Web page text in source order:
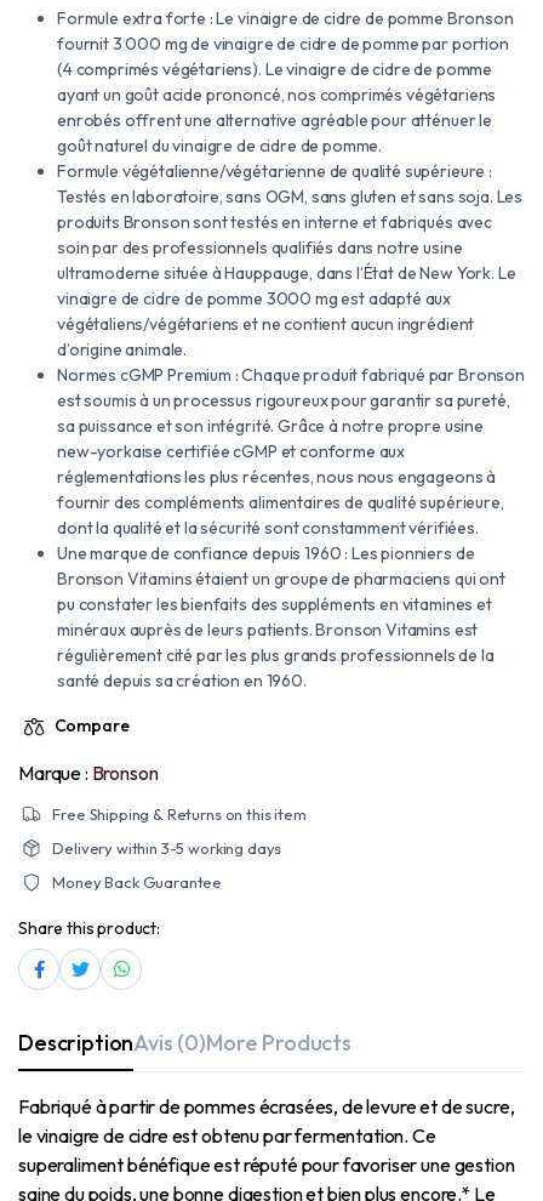
Formule extra forte : Le vinaigre de cidre de pomme Bronson
fournit 3 000 mg de vinaigre de cidre de pomme par portion
(4 comprimés végétariens). Le vinaigre de cidre de pomme
ayant un goût acide prononcé, nos comprimés végétariens
enrobés offrent une alternative agréable pour atténuer le
goût naturel du vinaigre de cidre de pomme.
Formule végétalienne/végétarienne de qualité supérieure :
Testés en laboratoire, sans OGM, sans gluten et sans soja. Les
produits Bronson sont testés en interne et fabriqués avec
soin par des professionnels qualifiés dans notre usine
ultramoderne située à Hauppauge, dans l’État de New York. Le
vinaigre de cidre de pomme 3000 mg est adapté aux
végétaliens/végétariens et ne contient aucun ingrédient
d’origine animale.
Normes cGMP Premium : Chaque produit fabriqué par Bronson
est soumis à un processus rigoureux pour garantir sa pureté,
sa puissance et son intégrité. Grâce à notre propre usine
new-yorkaise certifiée cGMP et conforme aux
réglementations les plus récentes, nous nous engageons à
fournir des compléments alimentaires de qualité supérieure,
dont la qualité et la sécurité sont constamment vérifiées.
Une marque de confiance depuis 1960 : Les pionniers de
Bronson Vitamins étaient un groupe de pharmaciens qui ont
pu constater les bienfaits des suppléments en vitamines et
minéraux auprès de leurs patients. Bronson Vitamins est
régulièrement cité par les plus grands professionnels de la
santé depuis sa création en 1960.
Compare
Marque : Bronson
Free Shipping & Returns on this item
Delivery within 3-5 working days
Money Back Guarantee
Share this product:
DescriptionAvis (0)More Products
Fabriqué à partir de pommes écrasées, de levure et de sucre,
le vinaigre de cidre est obtenu par fermentation. Ce
superaliment bénéfique est réputé pour favoriser une gestion
saine du poids, une bonne digestion et bien plus encore.* Le